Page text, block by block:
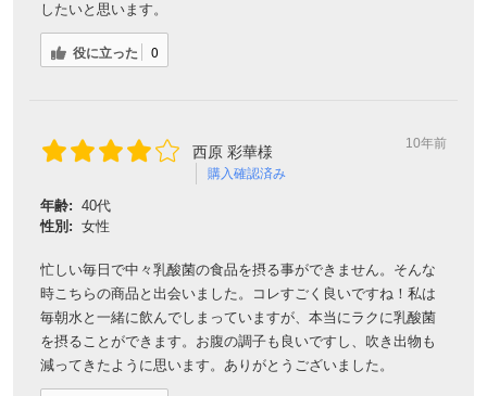
したいと思います。
役に立った 0
西原 彩華様
購入確認済み
10年前
年齢: 40代
性別: 女性
忙しい毎日で中々乳酸菌の食品を摂る事ができません。そんな
時こちらの商品と出会いました。コレすごく良いですね！私は
毎朝水と一緒に飲んでしまっていますが、本当にラクに乳酸菌
を摂ることができます。お腹の調子も良いですし、吹き出物も
減ってきたように思います。ありがとうございました。